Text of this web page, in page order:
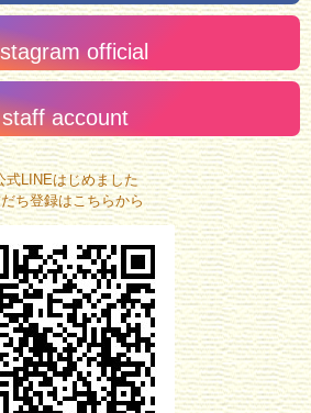
official
staff account
式LINEはじめました
ち登録はこちらから